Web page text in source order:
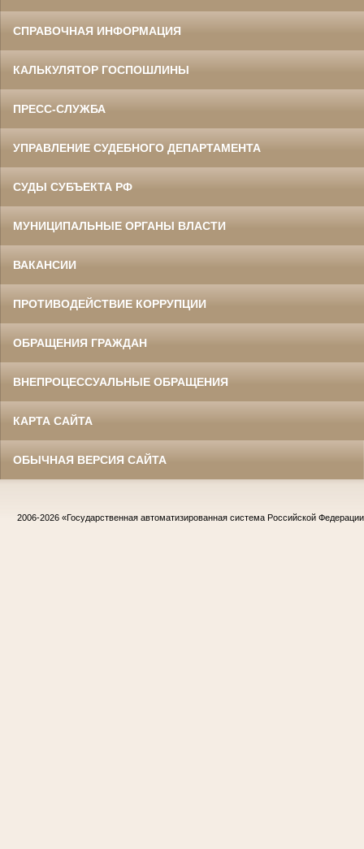
СПРАВОЧНАЯ ИНФОРМАЦИЯ
КАЛЬКУЛЯТОР ГОСПОШЛИНЫ
ПРЕСС-СЛУЖБА
УПРАВЛЕНИЕ СУДЕБНОГО ДЕПАРТАМЕНТА
СУДЫ СУБЪЕКТА РФ
МУНИЦИПАЛЬНЫЕ ОРГАНЫ ВЛАСТИ
ВАКАНСИИ
ПРОТИВОДЕЙСТВИЕ КОРРУПЦИИ
ОБРАЩЕНИЯ ГРАЖДАН
ВНЕПРОЦЕССУАЛЬНЫЕ ОБРАЩЕНИЯ
КАРТА САЙТА
ОБЫЧНАЯ ВЕРСИЯ САЙТА
2006-2026 «Государственная автоматизированная система Российской